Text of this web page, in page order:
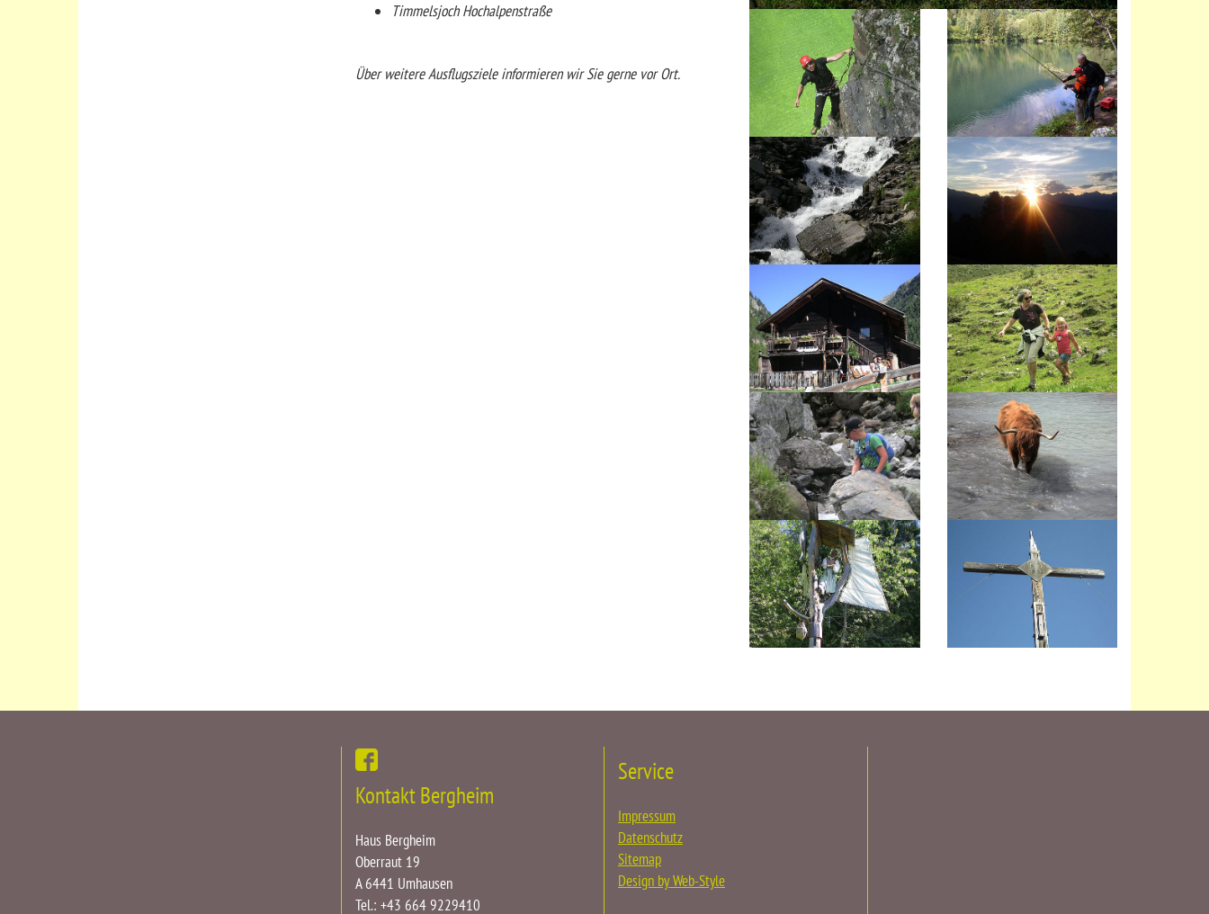
Timmelsjoch Hochalpenstraße
Über weitere Ausflugsziele informieren wir Sie gerne vor Ort.
Kontakt Bergheim
Haus Bergheim
Oberraut 19
A 6441 Umhausen
Tel.: +43 664 9229410
Service
Impressum
Datenschutz
Sitemap
Design by Web-Style